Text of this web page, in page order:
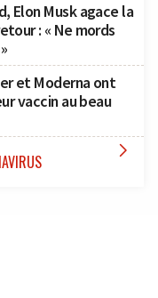
Elon Musk agace la
: « Ne mords
et Moderna ont
vaccin au beau
